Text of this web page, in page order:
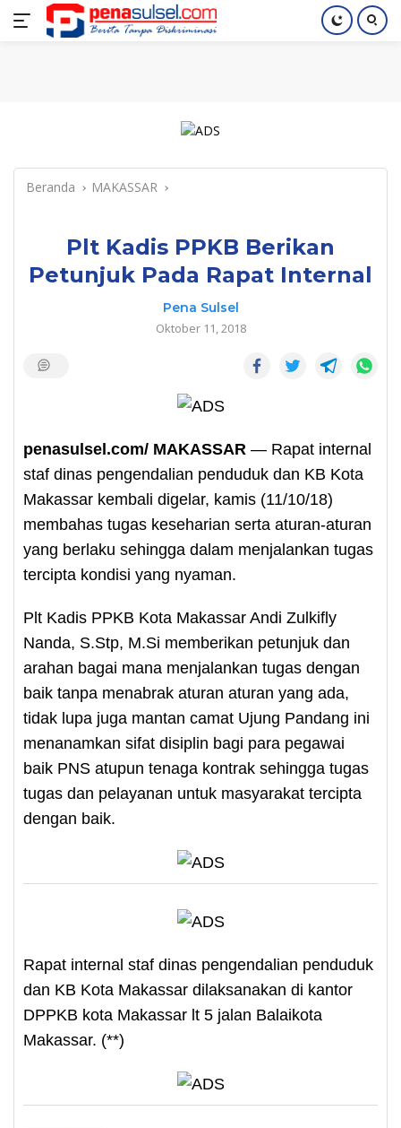
Langsung
Home Nasional Pendidikan Index
Beranda MAKASSAR
Plt Kadis PPKB Berikan
Petunjuk Pada Rapat Internal
Pena Sulsel
Oktober 11, 2018
penasulsel.com/ MAKASSAR — Rapat internal
staf dinas pengendalian penduduk dan KB Kota
Makassar kembali digelar, kamis (11/10/18)
membahas tugas keseharian serta aturan-aturan
yang berlaku sehingga dalam menjalankan tugas
tercipta kondisi yang nyaman.
Plt Kadis PPKB Kota Makassar Andi Zulkifly
Nanda, S.Stp, M.Si memberikan petunjuk dan
arahan bagai mana menjalankan tugas dengan
baik tanpa menabrak aturan aturan yang ada,
tidak lupa juga mantan camat Ujung Pandang ini
menanamkan sifat disiplin bagi para pegawai
baik PNS atupun tenaga kontrak sehingga tugas
tugas dan pelayanan untuk masyarakat tercipta
dengan baik.
Rapat internal staf dinas pengendalian penduduk
dan KB Kota Makassar dilaksanakan di kantor
DPPKB kota Makassar lt 5 jalan Balaikota
Makassar. (**)